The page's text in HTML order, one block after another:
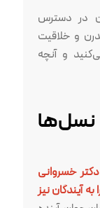
در دسترس
و خلاقیت
و آنچه
نسل‌ها
خسروانی
آیندگان نیز